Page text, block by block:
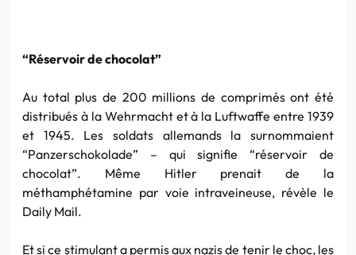
“Réservoir de chocolat”
Au total plus de 200 millions de comprimés ont été
distribués à la Wehrmacht et à la Luftwaffe entre 1939
et 1945. Les soldats allemands la surnommaient
“Panzerschokolade” – qui signifie “réservoir de
chocolat”. Même Hitler prenait de la
méthamphétamine par voie intraveineuse, révèle le
Daily Mail.
Et si ce stimulant a permis aux nazis de tenir le choc, les